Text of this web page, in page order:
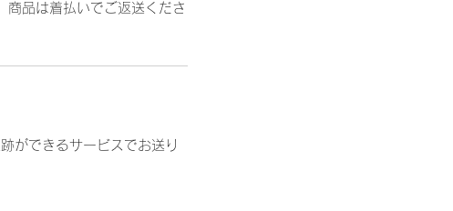
商品は着払いでご返送くださ
ができるサービスでお送り